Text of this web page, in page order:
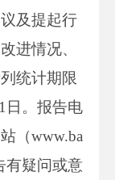
及提起行
进情况、
统计期限
日。报告电
（www.ba
有疑问或意